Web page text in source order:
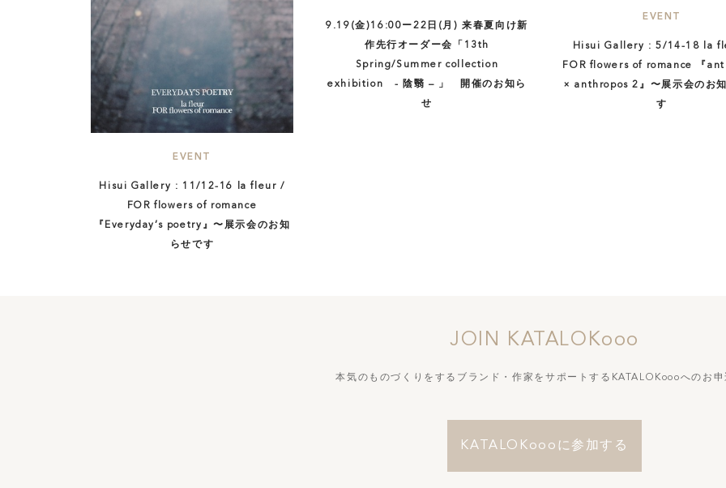
EVENT
Hisui Gallery : 11/12-16 la fleur /
FOR flowers of romance
『Everyday’s poetry』〜展示会のお知
らせです
9.19(金)16:00ー22日(月) 来春夏向け新
作先行オーダー会「13th
Spring/Summer collection
exhibition - 陰翳 – 」 開催のお知ら
せ
EVENT
Hisui Gallery : 5/14-18 la
FOR flowers of romance 『
× anthropos 2』〜展示会のお
す
JOIN KATALOKooo
本気のものづくりをするブランド・作家をサポートする KATALOKoooへのお
KATALOKoooに参加する